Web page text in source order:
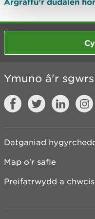
Ymuno â'r sgwrs
Datganiad
Map o'r safle
Preifatrwydd a chwcis